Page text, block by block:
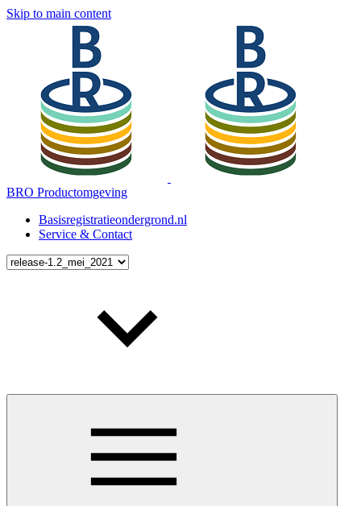
Skip to main content
BRO Productomgeving
Basisregistratieondergrond.nl
Service & Contact